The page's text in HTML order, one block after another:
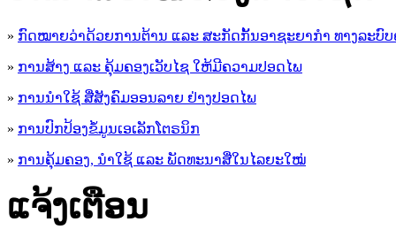
» ກົດໝາຍວ່າດ້ວຍການຕ້ານ ແລະ ສະກັດກັ້ນອາຊະຍາກຳ ທາງລະບົບ
» ການສ້າງ ແລະ ຄຸ້ມຄອງເວັບໄຊ ໃຫ້ມີຄວາມປອດໄພ
» ການນຳໃຊ້ ສື່ສັງຄົມອອນລາຍ ຢ່າງປອດໄພ
» ການ​ປົກ​ປ້ອງ​ຂໍ້​ມູນ​ເອ​ເລັກ​ໂຕ​ຣ​ນິກ
» ການຄຸ້ມຄອງ, ນໍາໃຊ້ ແລະ ພັດທະນາສື່ໃນໄລຍະໃໝ່
ແຈ້ງເຕືອນ